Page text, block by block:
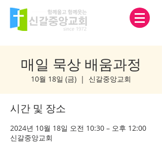
매일 묵상 배움과정
10월 18일 (금)
  |
신갈중앙교회
시간 및 장소
2024년 10월 18일 오전 10:30 – 오후 12:00
신갈중앙교회